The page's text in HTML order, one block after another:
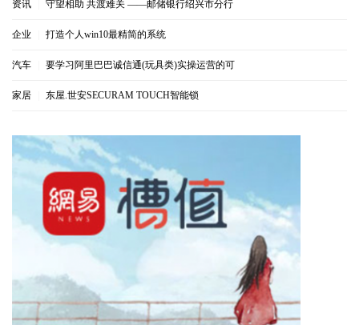
资讯 守望相助 共渡难关 ——邮储银行绍兴市分行
企业 打造个人win10最精简的系统
汽车 要学习阿里巴巴诚信通(玩具类)实操运营的可
家居 东屋.世安SECURAM TOUCH智能锁